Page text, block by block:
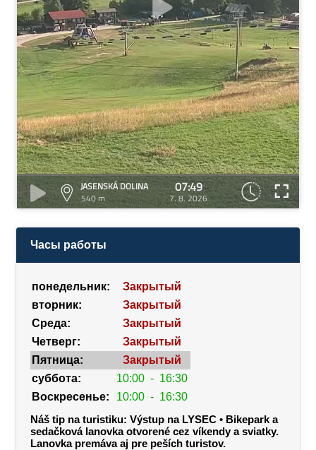
JASENSKÁ DOLINA
540 m
07:49
7. 8. 2026
Часы работы
понедельник:
Закрытый
вторник:
Закрытый
Среда:
Закрытый
Четверг:
Закрытый
Пятница:
Закрытый
суббота:
10:00 - 16:30
Воскресенье:
10:00 - 16:30
Náš tip na turistiku: Výstup na LYSEC • Bikepark a
sedačková lanovka otvorené cez víkendy a sviatky.
Lanovka premáva aj pre peších turistov.